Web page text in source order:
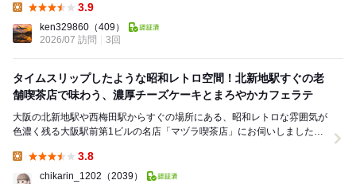
3.9
ken329860 （409）
2026/07 訪問
3回
タイムスリップしたような昭和レトロ空間！北新地駅すぐの老
舗喫茶店で味わう、濃厚チーズケーキとまろやかカフェラテ
大阪の北新地駅や西梅田駅からすぐの場所にある、昭和レトロな雰囲気が
色濃く残る大阪駅前第1ビルの名店「マヅラ喫茶店」にお伺いしました。
3.8
chikarin_1202 （2039）